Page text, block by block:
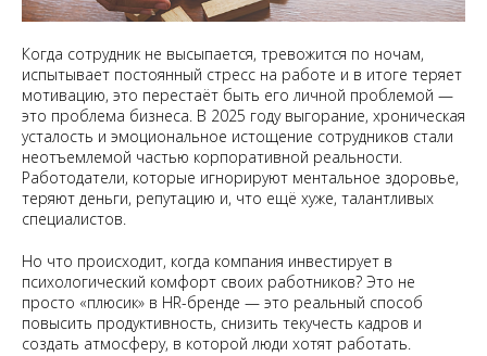
Когда сотрудник не высыпается, тревожится по ночам,
испытывает постоянный стресс на работе и в итоге теряет
мотивацию, это перестаёт быть его личной проблемой —
это проблема бизнеса. В 2025 году выгорание, хроническая
усталость и эмоциональное истощение сотрудников стали
неотъемлемой частью корпоративной реальности.
Работодатели, которые игнорируют ментальное здоровье,
теряют деньги, репутацию и, что ещё хуже, талантливых
специалистов.
Но что происходит, когда компания инвестирует в
психологический комфорт своих работников? Это не
просто «плюсик» в HR-бренде — это реальный способ
повысить продуктивность, снизить текучесть кадров и
создать атмосферу, в которой люди хотят работать.